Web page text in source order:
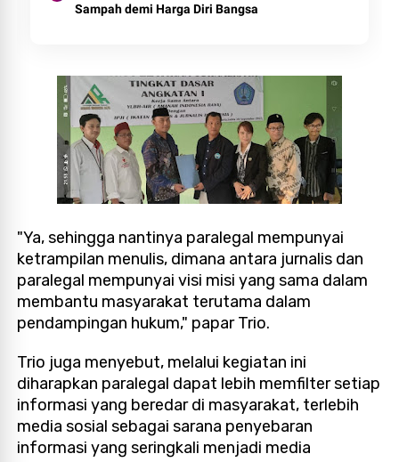
Sampah demi Harga Diri Bangsa
"Ya, sehingga nantinya paralegal mempunyai
ketrampilan menulis, dimana antara jurnalis dan
paralegal mempunyai visi misi yang sama dalam
membantu masyarakat terutama dalam
pendampingan hukum," papar Trio.
Trio juga menyebut, melalui kegiatan ini
diharapkan paralegal dapat lebih memfilter setiap
informasi yang beredar di masyarakat, terlebih
media sosial sebagai sarana penyebaran
informasi yang seringkali menjadi media